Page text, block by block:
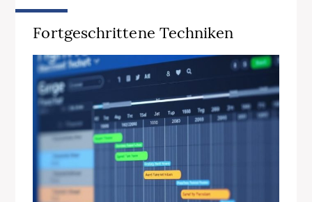
Fortgeschrittene Techniken